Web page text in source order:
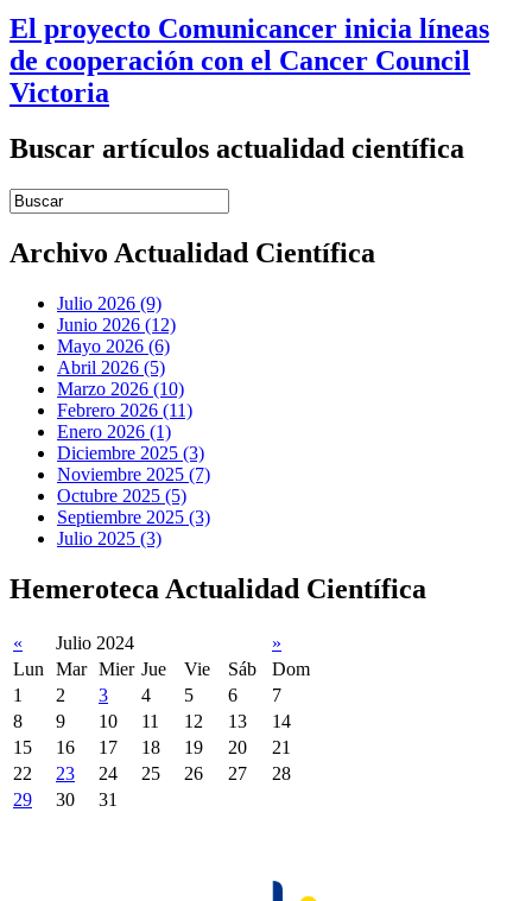
El proyecto Comunicancer inicia líneas
de cooperación con el Cancer Council
Victoria
Buscar artículos actualidad científica
Introduce términos de búsqueda
Archivo Actualidad Científica
Julio 2026 (9)
Junio 2026 (12)
Mayo 2026 (6)
Abril 2026 (5)
Marzo 2026 (10)
Febrero 2026 (11)
Enero 2026 (1)
Diciembre 2025 (3)
Noviembre 2025 (7)
Octubre 2025 (5)
Septiembre 2025 (3)
Julio 2025 (3)
Hemeroteca Actualidad Científica
« Julio 2024
»
Lun
Mar Mier Jue Vie Sáb
Dom
1
2 3 4 5 6
7
8
9 10 11 12 13
14
15
16 17 18 19 20
21
22
23 24 25 26 27
28
29
30 31